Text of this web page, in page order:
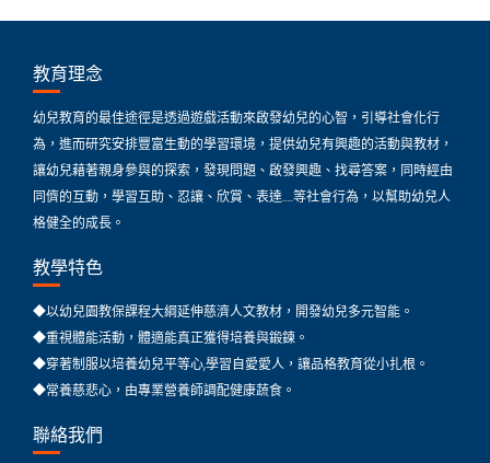
教育理念
幼兒教育的最佳途徑是透過遊戲活動來啟發幼兒的心智，引導社會化行
為，進而研究安排豐富生動的學習環境，提供幼兒有興趣的活動與教材，
讓幼兒藉著親身參與的探索，發現問題、啟發興趣、找尋答案，同時經由
同儕的互動，學習互助、忍讓、欣賞、表達…..等社會行為，以幫助幼兒人
格健全的成長。
教學特色
◆以幼兒園教保課程大綱延伸慈濟人文教材，開發幼兒多元智能。
◆重視體能活動，體適能真正獲得培養與鍛鍊。
◆穿著制服以培養幼兒平等心,學習自愛愛人，讓品格教育從小扎根。
◆常養慈悲心，由專業營養師調配健康蔬食。
聯絡我們